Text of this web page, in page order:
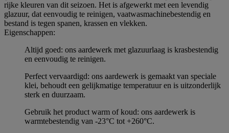
rijke kleuren van dit seizoen. Het is afgewerkt met een levendig
glazuur, dat eenvoudig te reinigen, vaatwasmachinebestendig en
bestand is tegen spanen, krassen en vlekken.
Eigenschappen:
Altijd goed: ons aardewerk met glazuurlaag is krasbestendig
en eenvoudig te reinigen.
Perfect vervaardigd: ons aardewerk is gemaakt van speciale
klei, behoudt een gelijkmatige temperatuur en is uitzonderlijk
sterk en duurzaam.
Gebruik het product warm of koud: ons aardewerk is
warmtebestendig van -23°C tot +260°C.